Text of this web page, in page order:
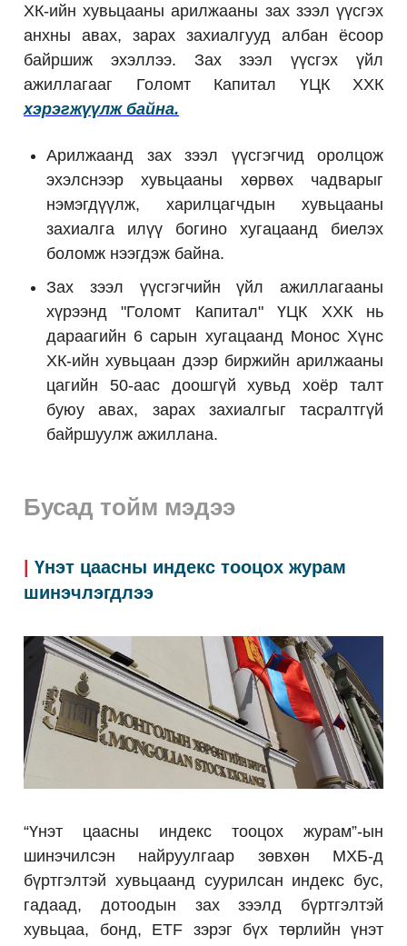
ХК-ийн хувьцааны арилжааны зах зээл үүсгэх
анхны авах, зарах захиалгууд албан ёсоор
байршиж эхэллээ. Зах зээл үүсгэх үйл
ажиллагааг Голомт Капитал ҮЦК ХХК
хэрэгжүүлж байна.
Арилжаанд зах зээл үүсгэгчид оролцож
эхэлснээр хувьцааны хөрвөх чадварыг
нэмэгдүүлж, харилцагчдын хувьцааны
захиалга илүү богино хугацаанд биелэх
боломж нээгдэж байна.
Зах зээл үүсгэгчийн үйл ажиллагааны
хүрээнд "Голомт Капитал" ҮЦК ХХК нь
дараагийн 6 сарын хугацаанд Монос Хүнс
ХК-ийн хувьцаан дээр биржийн арилжааны
цагийн 50-аас доошгүй хувьд хоёр талт
буюу авах, зарах захиалгыг тасралтгүй
байршуулж ажиллана.
Бусад тойм мэдээ
| Үнэт цаасны индекс тооцох журам
шинэчлэгдлээ
“Үнэт цаасны индекс тооцох журам”-ын
шинэчилсэн найруулгаар зөвхөн МХБ-д
бүртгэлтэй хувьцаанд суурилсан индекс бус,
гадаад, дотоодын зах зээлд бүртгэлтэй
хувьцаа, бонд, ETF зэрэг бүх төрлийн үнэт